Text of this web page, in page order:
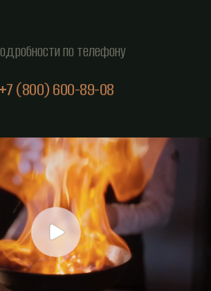
по телефону
+7 (800) 600-89-08